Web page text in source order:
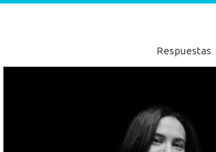
Respuestas